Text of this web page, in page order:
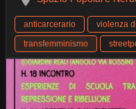
anticarcerario violenza
transfemminismo